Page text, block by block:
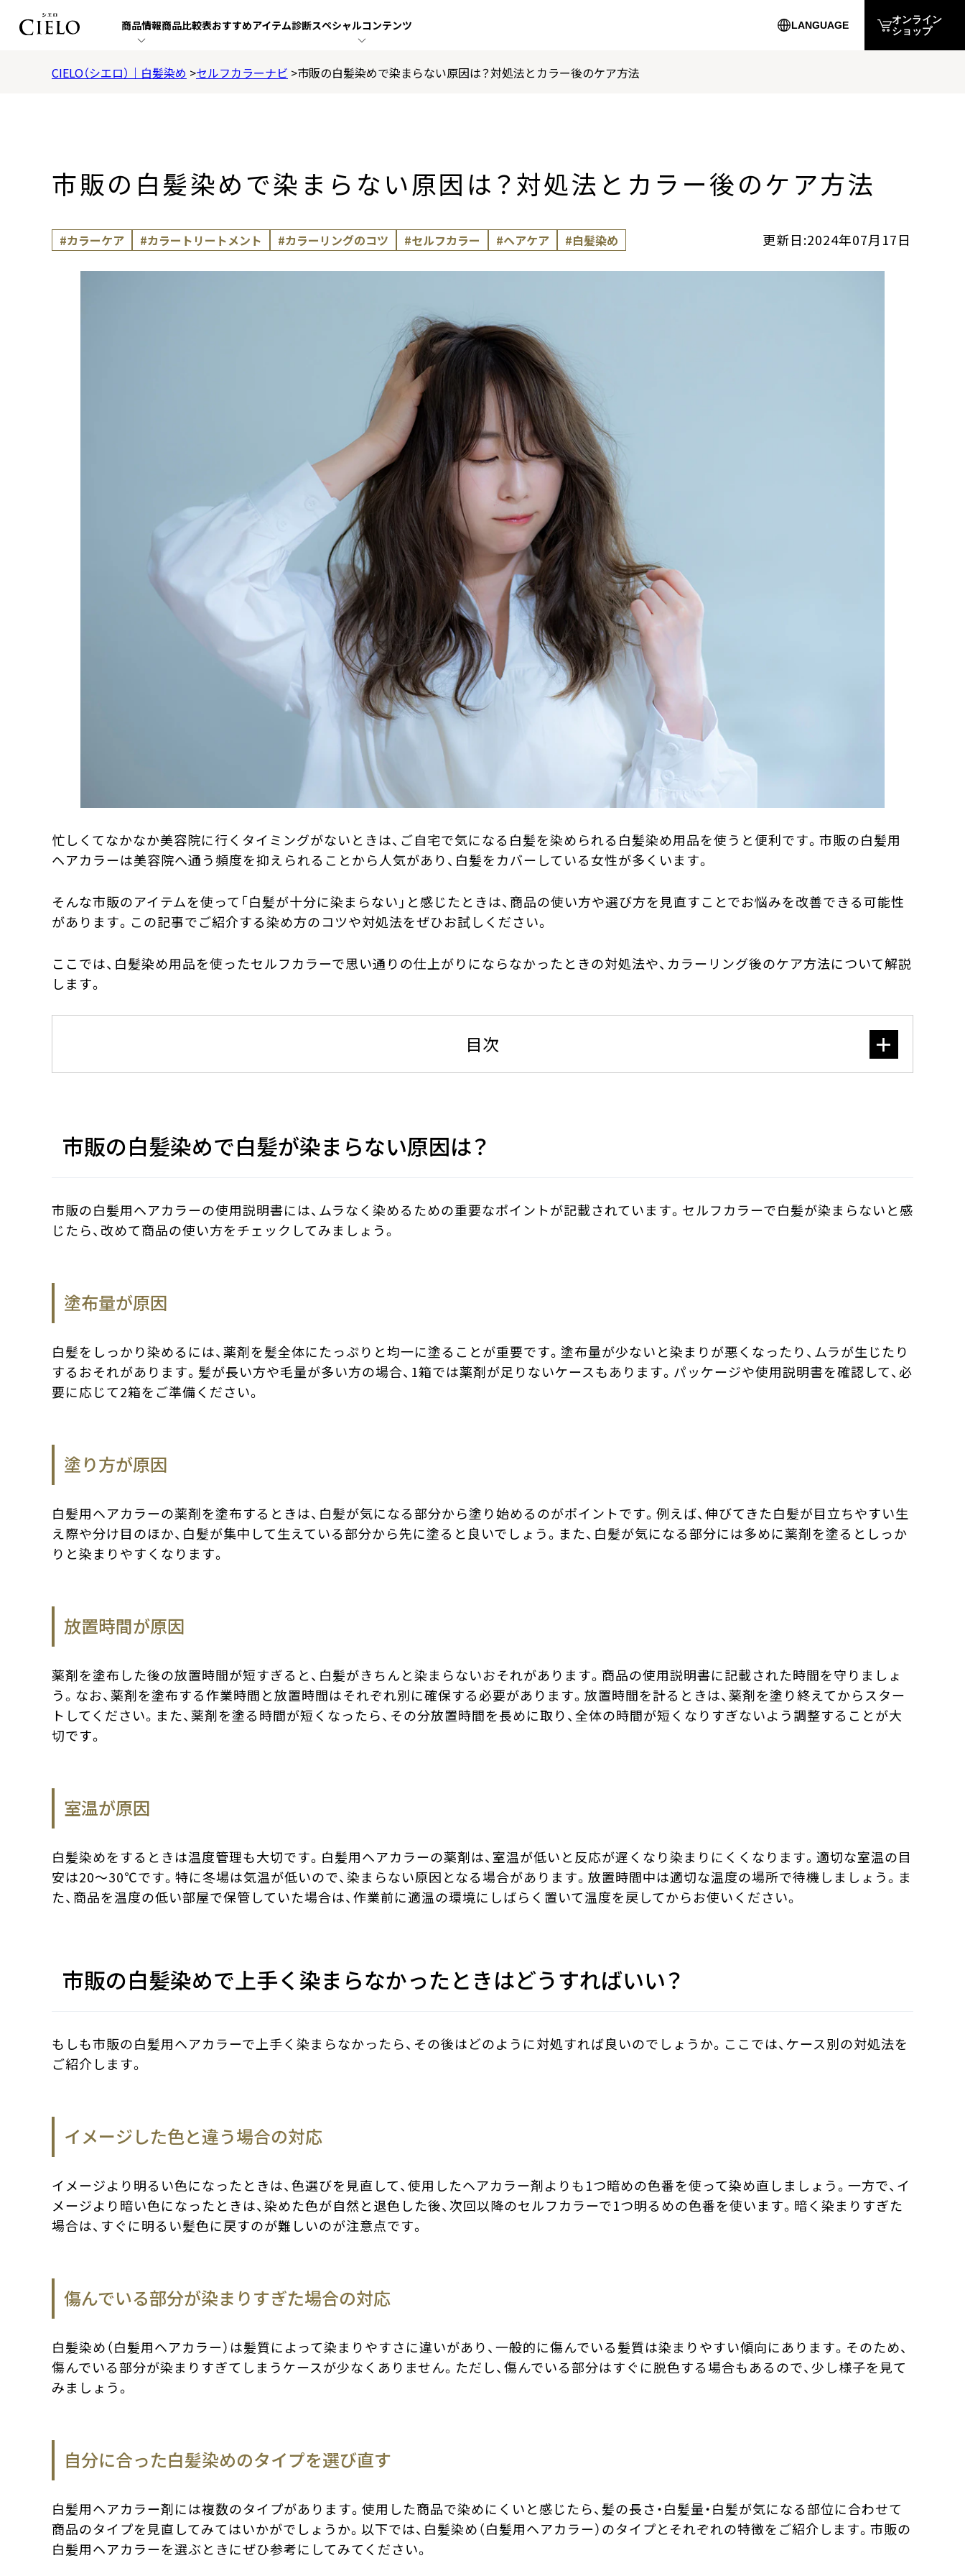
商品情報商品比較表おすすめアイテム診断スペシャルコンテンツ LANGUAGE
繁体中文
オンライン
ショップ
CIELO（シエロ）｜白髪染め セルフカラーナビ 市販の白髪染めで染まらない原因は？対処法とカラー後のケア方法
市販の白髪染めで染まらない原因は？対処法とカラー後のケア方法
#カラーケア #カラートリートメント #カラーリングのコツ #セルフカラー #ヘアケア #白髪染め 更新日:2024年07月17日
忙しくてなかなか美容院に行くタイミングがないときは、ご自宅で気になる白髪を染められる白髪染め用品を使うと便利です。市販の白髪用
ヘアカラーは美容院へ通う頻度を抑えられることから人気があり、白髪をカバーしている女性が多くいます。
そんな市販のアイテムを使って「白髪が十分に染まらない」と感じたときは、商品の使い方や選び方を見直すことでお悩みを改善できる可能性
があります。この記事でご紹介する染め方のコツや対処法をぜひお試しください。
ここでは、白髪染め用品を使ったセルフカラーで思い通りの仕上がりにならなかったときの対処法や、カラーリング後のケア方法について解説
します。
目次
市販の白髪染めで白髪が染まらない原因は？
市販の白髪用ヘアカラーの使用説明書には、ムラなく染めるための重要なポイントが記載されています。セルフカラーで白髪が染まらないと感
じたら、改めて商品の使い方をチェックしてみましょう。
塗布量が原因
白髪をしっかり染めるには、薬剤を髪全体にたっぷりと均一に塗ることが重要です。塗布量が少ないと染まりが悪くなったり、ムラが生じたり
するおそれがあります。髪が長い方や毛量が多い方の場合、1箱では薬剤が足りないケースもあります。パッケージや使用説明書を確認して、必
要に応じて2箱をご準備ください。
塗り方が原因
白髪用ヘアカラーの薬剤を塗布するときは、白髪が気になる部分から塗り始めるのがポイントです。例えば、伸びてきた白髪が目立ちやすい生
え際や分け目のほか、白髪が集中して生えている部分から先に塗ると良いでしょう。また、白髪が気になる部分には多めに薬剤を塗るとしっか
りと染まりやすくなります。
放置時間が原因
薬剤を塗布した後の放置時間が短すぎると、白髪がきちんと染まらないおそれがあります。商品の使用説明書に記載された時間を守りましょ
う。なお、薬剤を塗布する作業時間と放置時間はそれぞれ別に確保する必要があります。放置時間を計るときは、薬剤を塗り終えてからスター
トしてください。また、薬剤を塗る時間が短くなったら、その分放置時間を長めに取り、全体の時間が短くなりすぎないよう調整することが大
切です。
室温が原因
白髪染めをするときは温度管理も大切です。白髪用ヘアカラーの薬剤は、室温が低いと反応が遅くなり染まりにくくなります。適切な室温の目
安は20～30℃です。特に冬場は気温が低いので、染まらない原因となる場合があります。放置時間中は適切な温度の場所で待機しましょう。ま
た、商品を温度の低い部屋で保管していた場合は、作業前に適温の環境にしばらく置いて温度を戻してからお使いください。
市販の白髪染めで上手く染まらなかったときはどうすればいい？
もしも市販の白髪用ヘアカラーで上手く染まらなかったら、その後はどのように対処すれば良いのでしょうか。ここでは、ケース別の対処法を
ご紹介します。
イメージした色と違う場合の対応
イメージより明るい色になったときは、色選びを見直して、使用したヘアカラー剤よりも1つ暗めの色番を使って染め直しましょう。一方で、イ
メージより暗い色になったときは、染めた色が自然と退色した後、次回以降のセルフカラーで1つ明るめの色番を使います。暗く染まりすぎた
場合は、すぐに明るい髪色に戻すのが難しいのが注意点です。
傷んでいる部分が染まりすぎた場合の対応
白髪染め（白髪用ヘアカラー）は髪質によって染まりやすさに違いがあり、一般的に傷んでいる髪質は染まりやすい傾向にあります。そのため、
傷んでいる部分が染まりすぎてしまうケースが少なくありません。ただし、傷んでいる部分はすぐに脱色する場合もあるので、少し様子を見て
みましょう。
自分に合った白髪染めのタイプを選び直す
白髪用ヘアカラー剤には複数のタイプがあります。使用した商品で染めにくいと感じたら、髪の長さ・白髪量・白髪が気になる部位に合わせて
商品のタイプを見直してみてはいかがでしょうか。以下では、白髪染め（白髪用ヘアカラー）のタイプとそれぞれの特徴をご紹介します。市販の
白髪用ヘアカラーを選ぶときにぜひ参考にしてみてください。